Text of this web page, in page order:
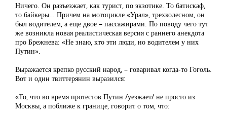
Ничего. Он разъезжает, как турист, по экзотике. То батискаф,
то байкеры… Причем на мотоцикле «Урал», трехколесном, он
был водителем, а еще двое – пассажирами. По поводу чего тут
же возникла новая реалистическая версия с раннего анекдота
про Брежнева: «Не знаю, кто эти люди, но водителем у них
Путин».
Выражается крепко русский народ, – говаривал когда-то Гоголь.
Вот и один твиттерянин выразился:
«То, что во время протестов Путин /уезжает/ не просто из
Москвы, а поближе к границе, говорит о том, что: